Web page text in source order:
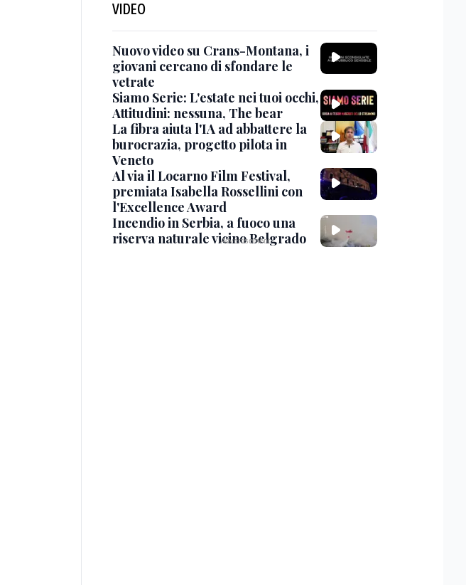
VIDEO
Nuovo video su Crans-Montana, i
giovani cercano di sfondare le
vetrate
Siamo Serie: L'estate nei tuoi occhi,
Attitudini: nessuna, The bear
La fibra aiuta l'IA ad abbattere la
burocrazia, progetto pilota in
Veneto
Al via il Locarno Film Festival,
premiata Isabella Rossellini con
l'Excellence Award
Incendio in Serbia, a fuoco una
riserva naturale vicino Belgrado